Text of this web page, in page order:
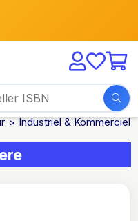
Industriel & Kommerciel